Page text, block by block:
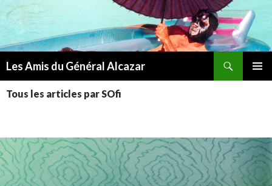
Les Amis du Général Alcazar
AU
Tous les articles par SOfi